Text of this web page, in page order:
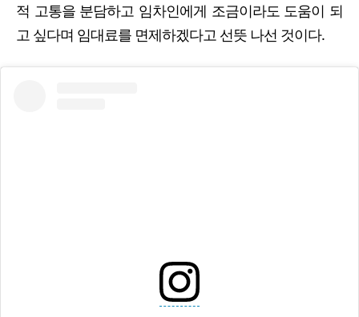
적 고통을 분담하고 임차인에게 조금이라도 도움이 되
고 싶다며 임대료를 면제하겠다고 선뜻 나선 것이다.